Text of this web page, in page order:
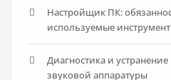
Настройщик ПК:
используемые
Диагностика и
звуковой аппаратуры